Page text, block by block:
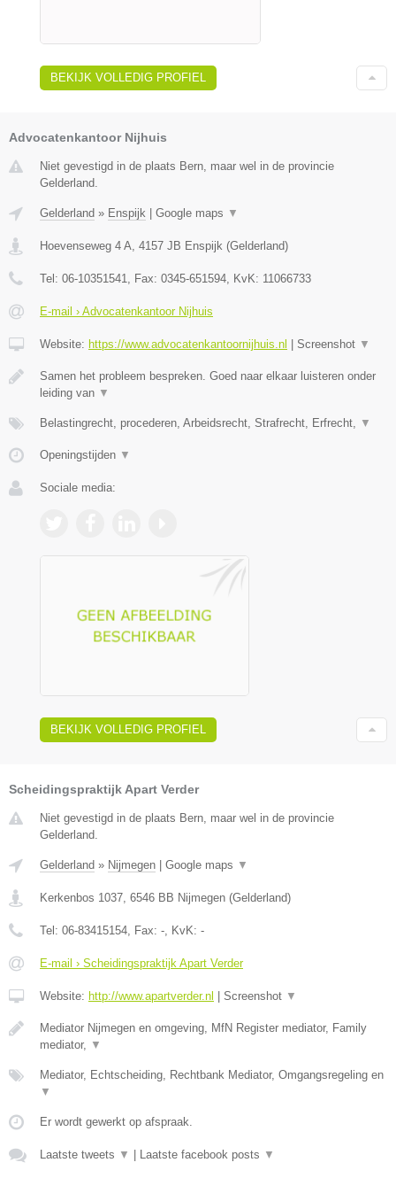
BEKIJK VOLLEDIG PROFIEL
Advocatenkantoor Nijhuis
Niet gevestigd in de plaats Bern, maar wel in de provincie
Gelderland.
Gelderland » Enspijk Google maps ▼
Hoevenseweg 4 A 4157 JB Enspijk (Gelderland)
Tel: 06-10351541 , Fax: 0345-651594 , KvK: 11066733
E-mail › Advocatenkantoor Nijhuis
Website: https://www.advocatenkantoornijhuis.nl Screenshot ▼
Samen het probleem bespreken. Goed naar elkaar luisteren onder
leiding van ▼
Belastingrecht, procederen, Arbeidsrecht, Strafrecht, Erfrecht, ▼
Openingstijden ▼
Sociale media:
BEKIJK VOLLEDIG PROFIEL
Scheidingspraktijk Apart Verder
Niet gevestigd in de plaats Bern, maar wel in de provincie
Gelderland.
Gelderland » Nijmegen | Google maps ▼
Kerkenbos 1037 6546 BB Nijmegen (Gelderland)
Tel: 06-83415154 , Fax: - , KvK: -
E-mail › Scheidingspraktijk Apart Verder
Website: http://www.apartverder.nl | Screenshot ▼
Mediator Nijmegen en omgeving, MfN Register mediator, Family
mediator,
▼
Mediator, Echtscheiding, Rechtbank Mediator, Omgangsregeling en
▼
Er wordt gewerkt op afspraak.
Laatste tweets ▼ | Laatste facebook posts ▼